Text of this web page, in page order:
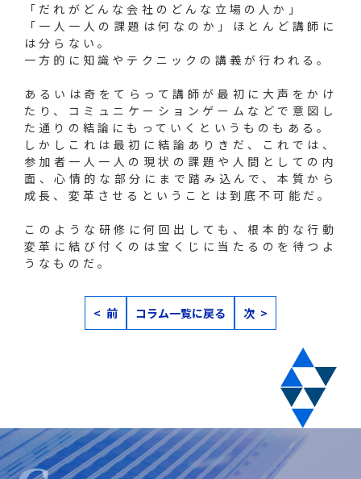
「だれがどんな会社のどんな立場の人か」
「一人一人の課題は何なのか」ほとんど講師に
は分らない。
一方的に知識やテクニックの講義が行われる。
あるいは奇をてらって講師が最初に大声をかけ
たり、コミュニケーションゲームなどで意図し
た通りの結論にもっていくというものもある。
しかしこれは最初に結論ありきだ、これでは、
参加者一人一人の現状の課題や人間としての内
面、心情的な部分にまで踏み込んで、本質から
成長、変革させるということは到底不可能だ。
このような研修に何回出しても、根本的な行動
変革に結び付くのは宝くじに当たるのを待つよ
うなものだ。
< 前 コラム一覧に戻る 次 >